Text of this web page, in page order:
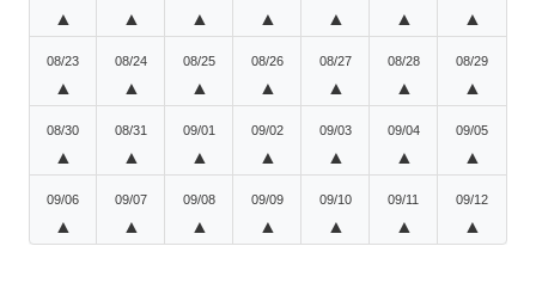
▲ ▲ ▲ ▲ ▲ ▲ ▲
08/23
▲
08/24
▲
08/25
▲
08/26
▲
08/27
▲
08/28
▲
08/29
▲
08/30
▲
08/31
▲
09/01
▲
09/02
▲
09/03
▲
09/04
▲
09/05
▲
09/06
▲
09/07
▲
09/08
▲
09/09
▲
09/10
▲
09/11
▲
09/12
▲